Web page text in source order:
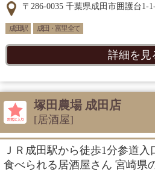
〒286-0035 千葉県成田市囲護台1-
成田駅 成田・富里 全て
詳細を見
塚田農場 成田店
[居酒屋]
ＪＲ成田駅から徒歩1分参道
食べられる居酒屋さん 宮崎県